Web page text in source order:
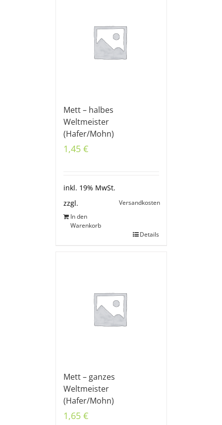
Mett – halbes
Weltmeister
(Hafer/Mohn)
1,45 €
inkl. 19% MwSt.
zzgl.
Versandkosten
In den
Warenkorb
Details
Mett – ganzes
Weltmeister
(Hafer/Mohn)
1,65 €